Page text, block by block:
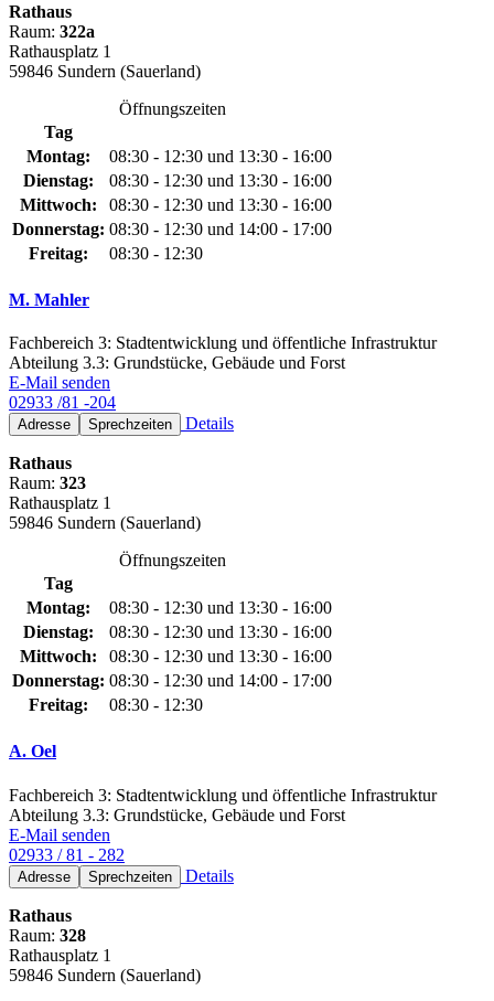
Rathaus
Raum: 322a
Rathausplatz 1
59846 Sundern (Sauerland)
Öffnungszeiten
Tag
Montag:
08:30 - 12:30 und 13:30 - 16:00
Dienstag:
08:30 - 12:30 und 13:30 - 16:00
Mittwoch:
08:30 - 12:30 und 13:30 - 16:00
Donnerstag: 08:30 - 12:30 und 14:00 - 17:00
Freitag:
08:30 - 12:30
M. Mahler
Fachbereich 3: Stadtentwicklung und öffentliche Infrastruktur
Abteilung 3.3: Grundstücke, Gebäude und Forst
E-Mail senden
02933 /81 -204
Adresse Sprechzeiten Details
Rathaus
Raum: 323
Rathausplatz 1
59846 Sundern (Sauerland)
Öffnungszeiten
Tag
Montag:
08:30 - 12:30 und 13:30 - 16:00
Dienstag:
08:30 - 12:30 und 13:30 - 16:00
Mittwoch:
08:30 - 12:30 und 13:30 - 16:00
Donnerstag: 08:30 - 12:30 und 14:00 - 17:00
Freitag:
08:30 - 12:30
A. Oel
Fachbereich 3: Stadtentwicklung und öffentliche Infrastruktur
Abteilung 3.3: Grundstücke, Gebäude und Forst
E-Mail senden
02933 / 81 - 282
Adresse Sprechzeiten Details
Rathaus
Raum: 328
Rathausplatz 1
59846 Sundern (Sauerland)